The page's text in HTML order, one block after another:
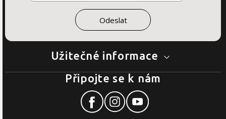
Užitečné informace
Připojte se k nám